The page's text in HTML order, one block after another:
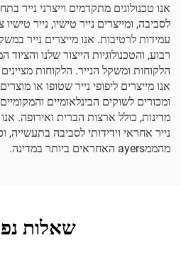
אנו טכנולוגים מתקדמים וייצרני נייר
לסביבה, ומייצרים נייר טישיו, נייר טישיו
רבוע, והטכנולוגיות הייצור שלנו
הלקוחות ומשקל הנייר. הלקוחות
אנו מייצרים ליפופי נייר שטופו או
מדינות, כולל ארצות הברית ואירופה.
נייר אחראי וידידותי לסביבה
מהממayers האחראים ביותר במדינה.
שאלות